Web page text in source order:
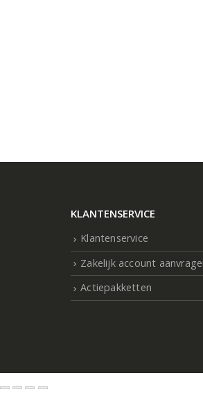
KLANTENSERVICE
Klantenservice
Zakelijk account
Actiepakketten